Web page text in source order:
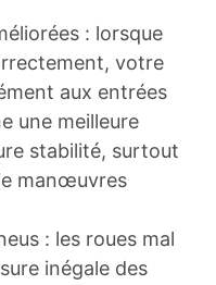
: lorsque
votre
aux entrées
une meilleure
stabilité, surtout
manœuvres
: les roues mal
inégale des